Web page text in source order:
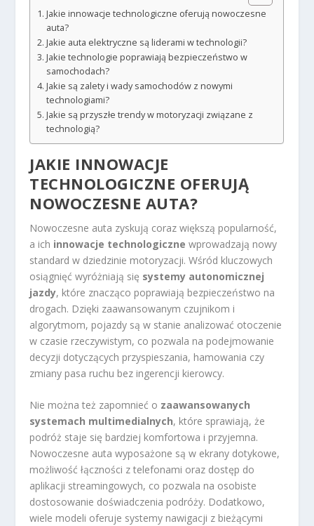
Jakie innowacje technologiczne oferują nowoczesne
auta?
Jakie auta elektryczne są liderami w technologii?
Jakie technologie poprawiają bezpieczeństwo w
samochodach?
Jakie są zalety i wady samochodów z nowymi
technologiami?
Jakie są przyszłe trendy w motoryzacji związane z
technologią?
JAKIE INNOWACJE
TECHNOLOGICZNE OFERUJĄ
NOWOCZESNE AUTA?
Nowoczesne auta zyskują coraz większą popularność,
a ich innowacje technologiczne wprowadzają nowy
standard w dziedzinie motoryzacji. Wśród kluczowych
osiągnięć wyróżniają się systemy autonomicznej
jazdy, które znacząco poprawiają bezpieczeństwo na
drogach. Dzięki zaawansowanym czujnikom i
algorytmom, pojazdy są w stanie analizować otoczenie
w czasie rzeczywistym, co pozwala na podejmowanie
decyzji dotyczących przyspieszania, hamowania czy
zmiany pasa ruchu bez ingerencji kierowcy.
Nie można też zapomnieć o zaawansowanych
systemach multimedialnych, które sprawiają, że
podróż staje się bardziej komfortowa i przyjemna.
Nowoczesne auta wyposażone są w ekrany dotykowe,
możliwość łączności z telefonami oraz dostęp do
aplikacji streamingowych, co pozwala na osobiste
dostosowanie doświadczenia podróży. Dodatkowo,
wiele modeli oferuje systemy nawigacji z bieżącymi